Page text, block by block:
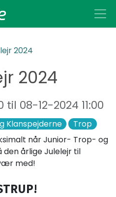
2024
2024
til 08-12-2024 11:00
Klanspejderne
Trop
når Junior- Trop- og
årlige Julelejr til
med!